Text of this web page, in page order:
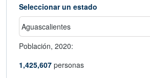
Seleccionar un estado
Población, 2020:
1,425,607 personas